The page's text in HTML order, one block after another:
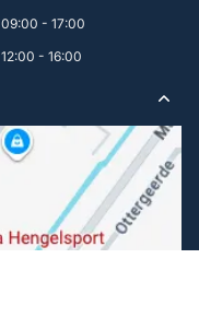
09:00 - 17:00
12:00 - 16:00